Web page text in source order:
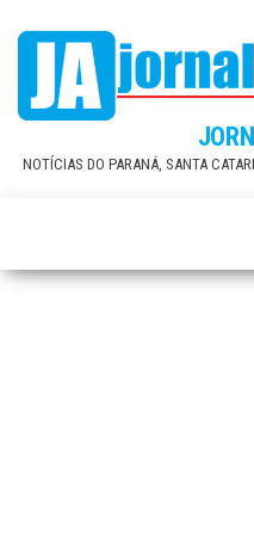
content
NOTÍCIAS DO PARANÁ, SANTA